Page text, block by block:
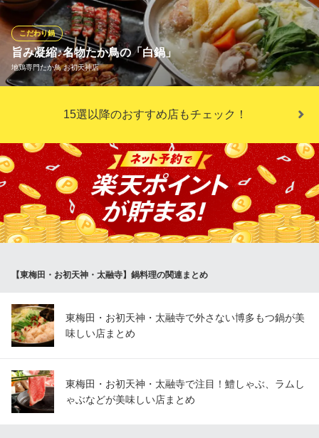
お愉しみください。
日本料理 八幸
日本料理 個室 会席
ＪＲ大阪駅 徒歩8分
旨み凝縮♪名物たか鳥の「白鍋」
地鶏専門たか鳥 お初天神店
こだわり鍋
毎年人気の名物鍋です！納得の味・ボリュームのコースでご用意♪
幹事さんにも、うれしい特典・クーポンあります♪
地鶏専門たか鳥 お初天神店
こだわり地鶏料理専門店
大阪メトロ谷町線東梅田駅 徒歩5分
大阪府大阪市北区曽根崎2-5-25
15選以降のおすすめ店もチェック！
【東梅田・お初天神・太融寺】鍋料理の関連まとめ
東梅田・お初天神・太融寺で外さない博多もつ鍋が美
味しい店まとめ
東梅田・お初天神・太融寺で注目！鱧しゃぶ、ラムし
ゃぶなどが美味しい店まとめ